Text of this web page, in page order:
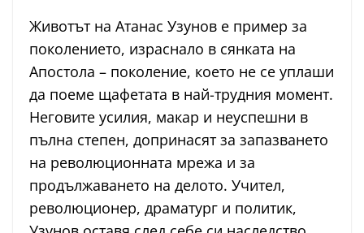
Животът на Атанас Узунов е пример за
поколението, израснало в сянката на
Апостола – поколение, което не се уплаши
да поеме щафетата в най-трудния момент.
Неговите усилия, макар и неуспешни в
пълна степен, допринасят за запазването
на революционната мрежа и за
продължаването на делото. Учител,
революционер, драматург и политик,